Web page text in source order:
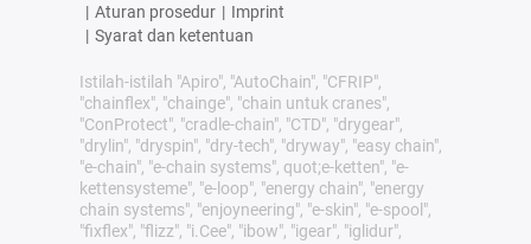
| Aturan prosedur | Imprint
| Syarat dan ketentuan
Istilah-istilah "Apiro", "AutoChain", "CFRIP",
"chainflex", "chainge", "chain untuk cranes",
"ConProtect", "cradle-chain", "CTD", "drygear",
"drylin", "dryspin", "dry-tech", "dryway", "easy chain",
"e-chain", "e-chain systems", quot;e-ketten", "e-
kettensysteme", "e-loop", "energy chain", "energy
chain systems", "enjoyneering", "e-skin", "e-spool",
"fixflex", "flizz", "i.Cee", "ibow", "igear", "iglidur",